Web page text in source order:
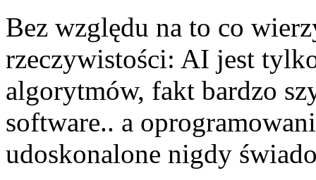
Bez względu na to co
rzeczywistości: AI jest
algorytmów, fakt bardzo
software.. a
udoskonalone nigdy